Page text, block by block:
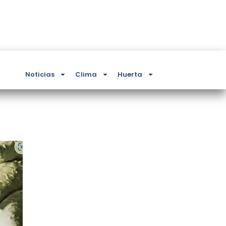
Noticias Clima Huerta